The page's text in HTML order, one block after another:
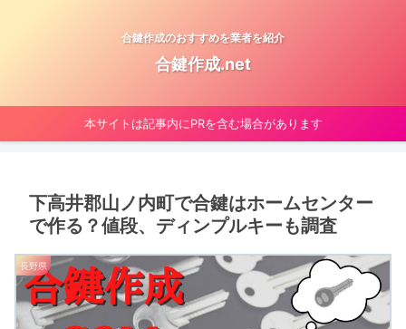
合鍵作成のおすすめを業者を紹介
合鍵作成.net
本サイトは記事内にPRを含む場合があります
下高井郡山ノ内町で合鍵はホームセンター
で作る？値段、ディンプルキーも調査
長野県